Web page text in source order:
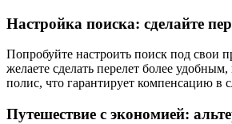
Настройка поиска: сделайте
Попробуйте настроить поиск под свои
желаете сделать перелет более
полис, что гарантирует компенсацию в
Путешествие с экономией: